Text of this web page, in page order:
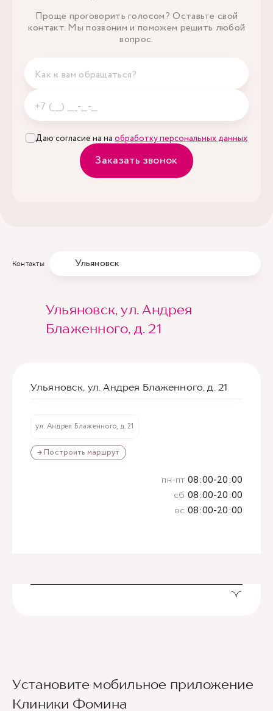
Проще проговорить голосом? Оставьте свой
контакт. Мы позвоним и поможем решить любой
вопрос.
Даю согласие на на обработку персональных данных
Заказать звонок
Контакты Ульяновск
Ульяновск, ул. Андрея
Блаженного, д. 21
Ульяновск, ул. Андрея Блаженного, д. 21
ул. Андрея Блаженного, д. 21
→ Построить маршрут
пн-пт 08:00-20:00
сб 08:00-20:00
вс 08:00-20:00
Установите мобильное приложение
Клиники Фомина